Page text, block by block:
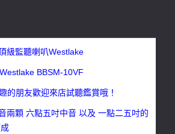
級監聽喇叭Westlake
BBSM-10VF
的朋友歡迎來店試聽鑑賞哦！
兩顆 六點五吋中音 以及 一點二五吋的